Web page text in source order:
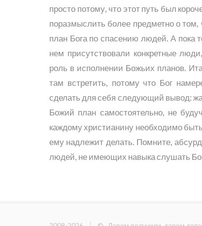
просто потому, что этот путь был
поразмыслить более предметно о
план Бога по спасению людей. А пока
нем присутствовали конкретные
роль в исполнении Божьих планов.
там встретить, потому что Бог
сделать для себя следующий вывод:
Божий план самостоятельно, не
каждому христианину необходимо
ему надлежит делать. Помните,
людей, не имеющих навыка слушать